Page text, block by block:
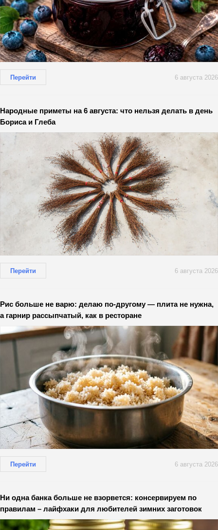
Перейти 6 августа 2026
Народные приметы на 6 августа: что нельзя делать в день
Бориса и Глеба
Перейти 6 августа 2026
Рис больше не варю: делаю по-другому — плита не нужна,
а гарнир рассыпчатый, как в ресторане
Перейти 6 августа 2026
Ни одна банка больше не взорвется: консервируем по
правилам – лайфхаки для любителей зимних заготовок